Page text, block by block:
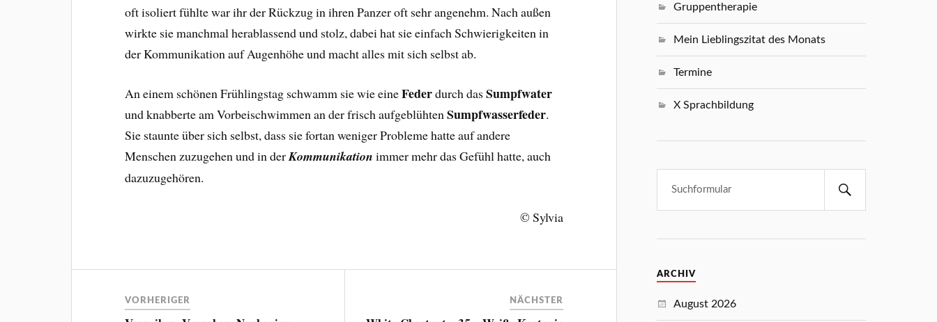
oft isoliert fühlte war ihr der Rückzug in ihren Panzer oft sehr angenehm. Nach außen
wirkte sie manchmal herablassend und stolz, dabei hat sie einfach Schwierigkeiten in
der Kommunikation auf Augenhöhe und macht alles mit sich selbst ab.
An einem schönen Frühlingstag schwamm sie wie eineFederdurch dasSumpfwater
und knabberte am Vorbeischwimmen an der frisch aufgeblühtenSumpfwasserfeder.
Sie staunte über sich selbst, dass sie fortan weniger Probleme hatte auf andere
Menschen zuzugehen und in derKommunikation immer mehr das Gefühl hatte, auch
dazuzugehören.
© Sylvia
VORHERIGER NÄCHSTER
Gruppentherapie
Mein Lieblingszitat des Monats
Termine
X Sprachbildung
ARCHIV
August 2026